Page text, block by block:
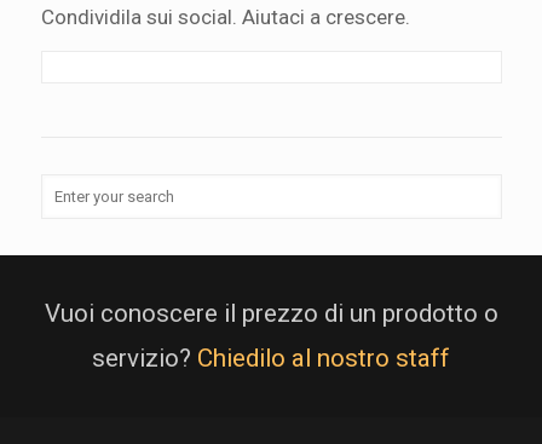
Condividila sui social. Aiutaci a crescere.
Vuoi conoscere il prezzo di un prodotto o
servizio? Chiedilo al nostro staff